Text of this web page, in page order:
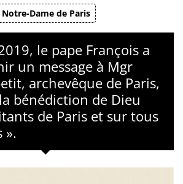
Dame de Paris
le pape François a
un message à Mgr
archevêque de Paris,
bénédiction de Dieu
de Paris et sur tous
».